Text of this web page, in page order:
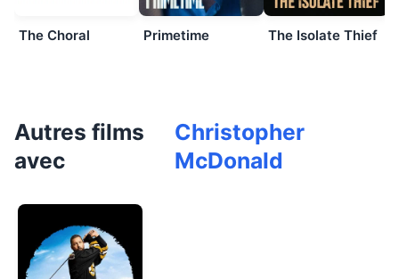
The Choral Primetime The Isolate Thief
Autres films
avec
Christopher
McDonald